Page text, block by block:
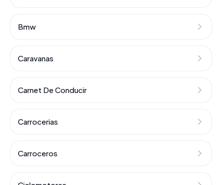
Bmw
Caravanas
Carnet De Conducir
Carrocerias
Carroceros